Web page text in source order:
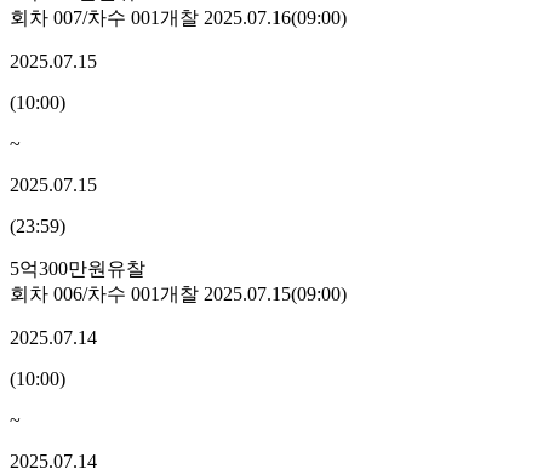
회차 007/차수 001개찰 2025.07.16(09:00)
2025.07.15
(10:00)
~
2025.07.15
(23:59)
5억300만원 유찰
회차 006/차수 001개찰 2025.07.15(09:00)
2025.07.14
(10:00)
~
2025.07.14